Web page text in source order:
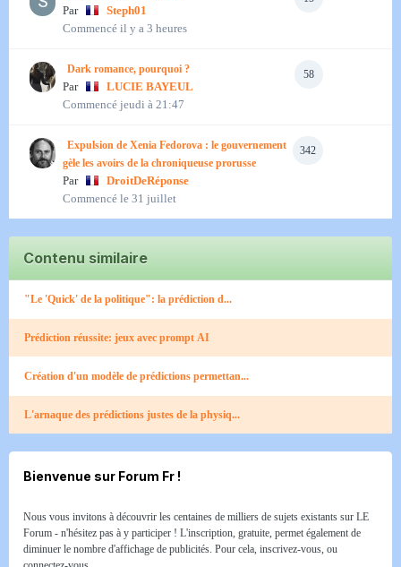
Par
Steph01
Commencé il y a 3 heures
58
Dark romance, pourquoi ?
Par
LUCIE BAYEUL
Commencé jeudi à 21:47
342
Expulsion de Xenia Fedorova : le gouvernement
gèle les avoirs de la chroniqueuse prorusse
Par
DroitDeRéponse
Commencé le 31 juillet
Contenu similaire
"Le 'Quick' de la politique": la prédiction d...
Prédiction réussite: jeux avec prompt AI
Création d'un modèle de prédictions permettan...
L'arnaque des prédictions justes de la physiq...
Bienvenue sur Forum Fr !
Nous vous invitons à découvrir les centaines de milliers de sujets existants sur LE
Forum - n'hésitez pas à y participer ! L'inscription, gratuite, permet également de
diminuer le nombre d'affichage de publicités. Pour cela, inscrivez-vous, ou